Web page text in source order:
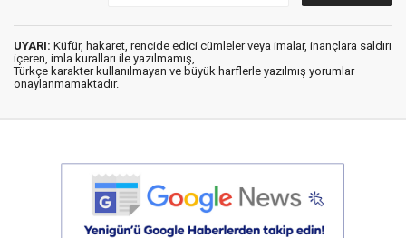
UYARI: Küfür, hakaret, rencide edici cümleler veya imalar, inançlara saldırı
içeren, imla kuralları ile yazılmamış,
Türkçe karakter kullanılmayan ve büyük harflerle yazılmış yorumlar
onaylanmamaktadır.